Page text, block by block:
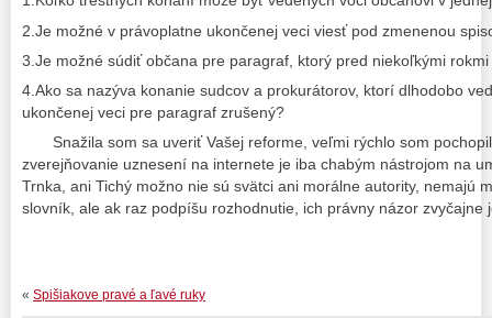
2.Je možné v právoplatne ukončenej veci viesť pod zmenenou
3.Je možné súdiť občana pre paragraf, ktorý pred niekoľkými
4.Ako sa nazýva konanie sudcov a prokurátorov, ktorí dlhodobo
ukončenej veci pre paragraf zrušený?
Snažila som sa uveriť Vašej reforme, veľmi rýchlo som
zverejňovanie uznesení na internete je iba chabým nástrojom na
Trnka, ani Tichý možno nie sú svätci ani morálne autority, nemajú
slovník, ale ak raz podpíšu rozhodnutie, ich právny názor zvyčajne
« Spišiakove pravé a ľavé ruky